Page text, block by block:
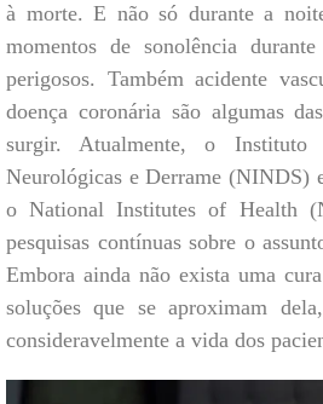
à morte. E não só durante a
momentos de sonolência
perigosos. Também acidente
doença coronária são algumas
surgir. Atualmente, o Instituto
Neurológicas e Derrame (NINDS)
o National Institutes of Health
pesquisas contínuas sobre o
Embora ainda não exista uma
soluções que se aproximam
consideravelmente a vida dos